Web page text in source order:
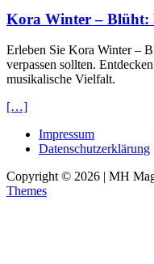
Kora Winter – Blüht:
Erleben Sie Kora Winter –
verpassen sollten.
musikalische Vielfalt.
[…]
Impressum
Datenschutzerklärung
Copyright © 2026 | MH
Themes